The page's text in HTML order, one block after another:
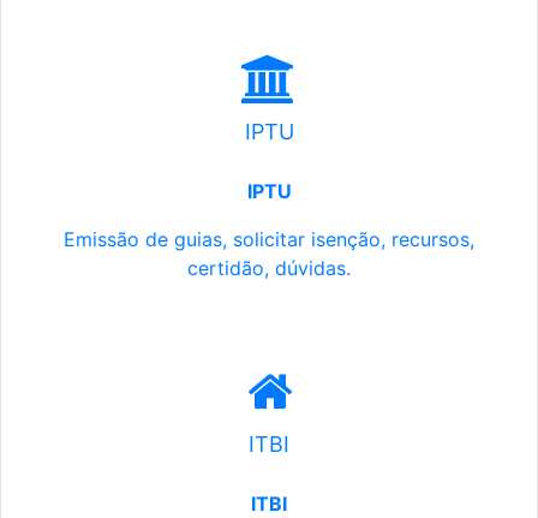
IPTU
IPTU
Emissão de guias, solicitar isenção, recursos,
certidão, dúvidas.
ITBI
ITBI